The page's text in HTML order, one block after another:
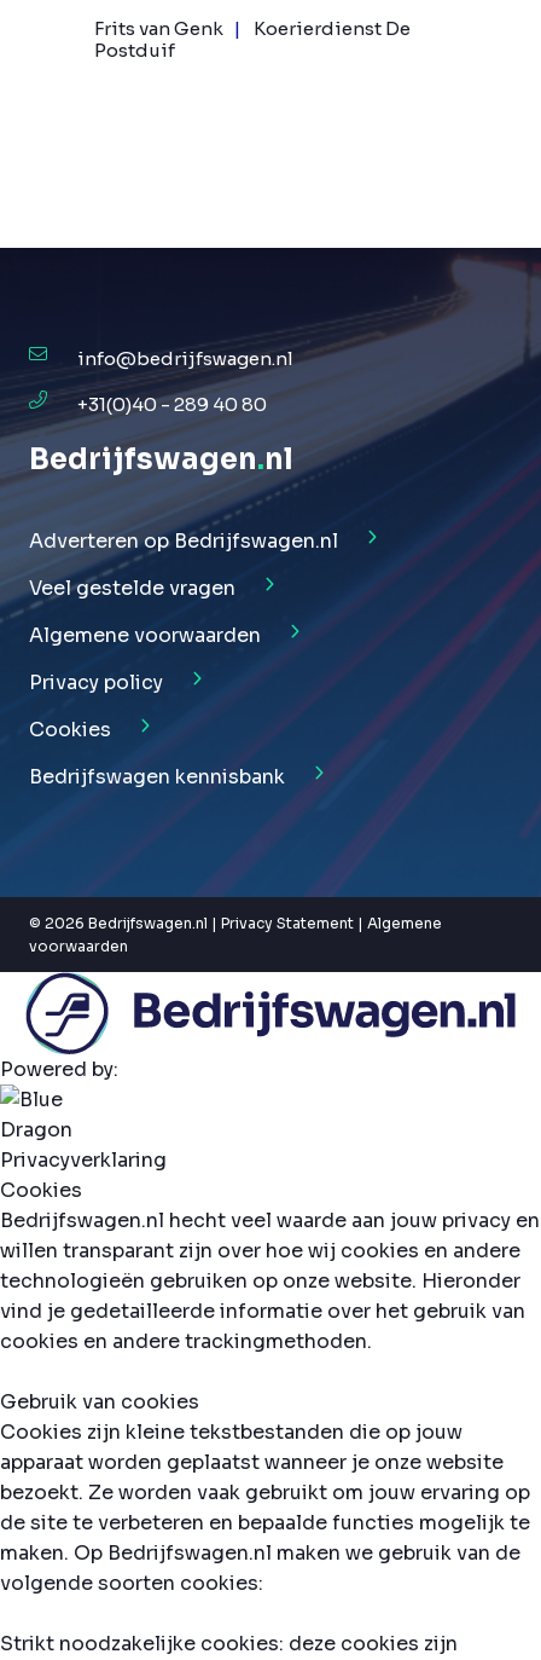
Frits van Genk
Koerierdienst De
Postduif
info@bedrijfswagen.nl
+31(0)40 - 289 40 80
Bedrijfswagen.nl
Adverteren op Bedrijfswagen.nl
Veel gestelde vragen
Algemene voorwaarden
Privacy policy
Cookies
Bedrijfswagen kennisbank
© 2026 Bedrijfswagen.nl | Privacy Statement | Algemene
voorwaarden
Powered by:
Privacyverklaring
Cookies
Bedrijfswagen.nl hecht veel waarde aan jouw privacy en
willen transparant zijn over hoe wij cookies en andere
technologieën gebruiken op onze website. Hieronder
vind je gedetailleerde informatie over het gebruik van
cookies en andere trackingmethoden.
Gebruik van cookies
Cookies zijn kleine tekstbestanden die op jouw
apparaat worden geplaatst wanneer je onze website
bezoekt. Ze worden vaak gebruikt om jouw ervaring op
de site te verbeteren en bepaalde functies mogelijk te
maken. Op Bedrijfswagen.nl maken we gebruik van de
volgende soorten cookies:
Strikt noodzakelijke cookies: deze cookies zijn